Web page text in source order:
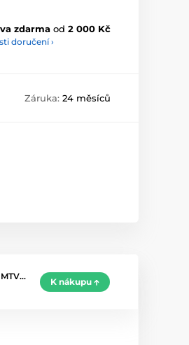
zdarma od 2 000 Kč
doručení ›
Záruka: 24 měsíců
K nákupu